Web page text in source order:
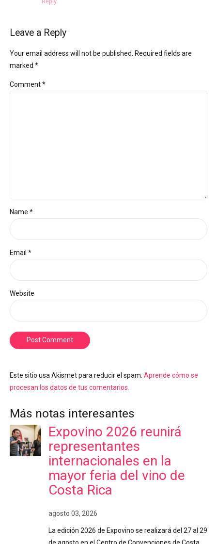
Leave a Reply
Your email address will not be published. Required fields are
marked *
Comment*
Name *
Email *
Website
Post Comment
Este sitio usa Akismet para reducir el spam. Aprende cómo se
procesan los datos de tus comentarios.
Más notas interesantes
Expovino 2026 reunirá
representantes
internacionales en la
mayor feria del vino de
Costa Rica
agosto 03, 2026
La edición 2026 de Expovino se realizará del 27 al 29